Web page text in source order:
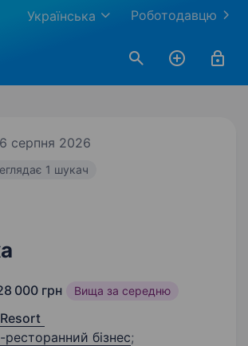
Роботодавцю
Українська
6 серпня 2026
1 шукач
000 грн Вища за середню
Resort
ресторанний бізнес;